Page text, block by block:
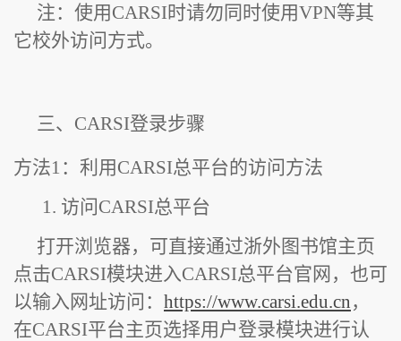
注：使用CARSI时请勿同时使用VPN等其
它校外访问方式。
三、 CARSI登录步骤
方法1：利用CARSI总平台的访问方法
1. 访问CARSI总平台
打开浏览器，可直接通过浙外图书馆主页
点击CARSI模块进入CARSI总平台官网，也可
以输入网址访问： https://www.carsi.edu.cn ，
在CARSI平台主页选择用户登录模块进行认